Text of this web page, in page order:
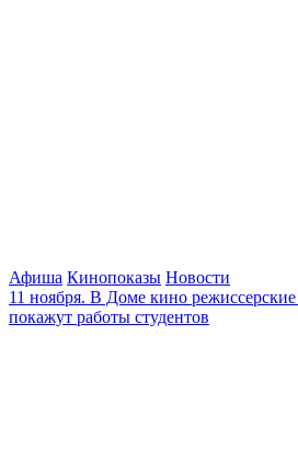
Афиша Кинопоказы Новости
11 ноября. В Доме кино
покажут работы студентов